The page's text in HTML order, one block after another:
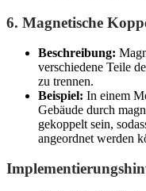
6. Magnetische
Beschreibung:
verschiedene Teile
zu trennen.
Beispiel: In einem
Gebäude durch
gekoppelt sein,
angeordnet werden